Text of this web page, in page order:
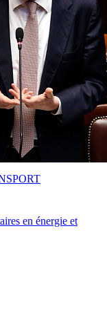
en énergie et